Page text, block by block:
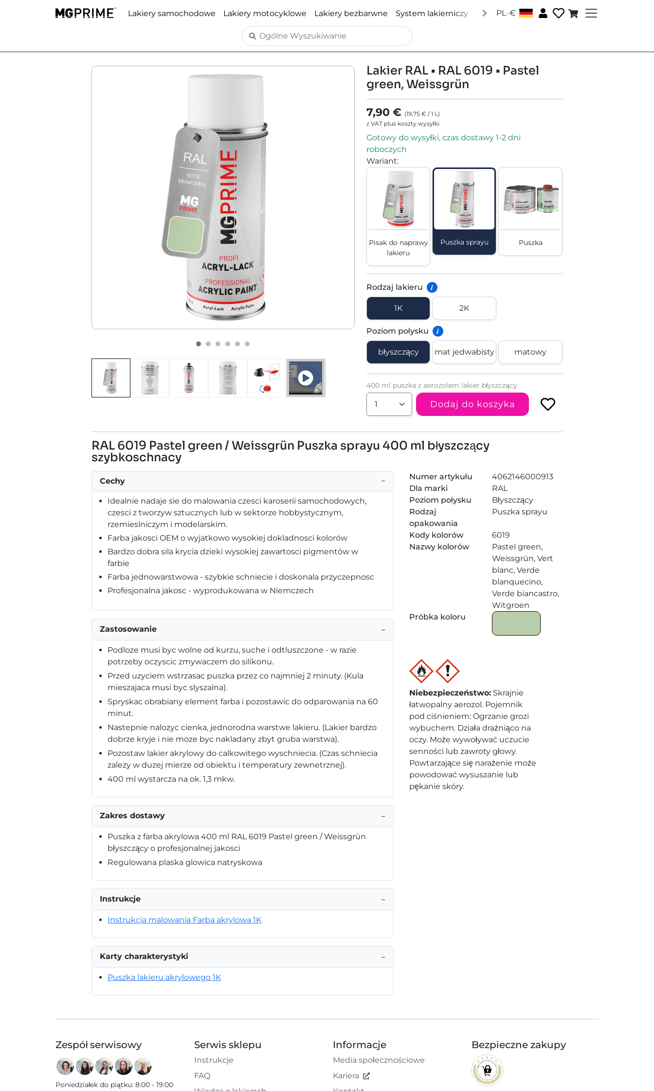
Lakiery samochodowe Lakiery motocyklowe Lakiery bezbarwne System lakierniczy Lakiery Pantone Lakiery RAL
PL.€
Lakier RAL • RAL 6019 • Pastel
green, Weissgrün
7,90 € (19,75 € /1 L)
z VAT plus koszty wysyłki
Gotowy do wysyłki, czas dostawy 1-2 dni
roboczych
Wariant:
Pisak do naprawy
lakieru
Puszka sprayu Puszka
Rodzaj lakieru i
1K 2K
Poziom połysku i
błyszczący mat jedwabisty matowy
400 ml puszka z aerozolem lakier błyszczący
Dodaj do koszyka
RAL 6019 Pastel green / Weissgrün Puszka sprayu 400 ml błyszczący
szybkoschnacy
Cechy −
Idealnie nadaje sie do malowania czesci karoserii samochodowych,
czesci z tworzyw sztucznych lub w sektorze hobbystycznym,
rzemieslniczym i modelarskim.
Farba jakosci OEM o wyjatkowo wysokiej dokladnosci kolorów
Bardzo dobra sila krycia dzieki wysokiej zawartosci pigmentów w
farbie
Farba jednowarstwowa - szybkie schniecie i doskonala przyczepnosc
Profesjonalna jakosc - wyprodukowana w Niemczech
Zastosowanie −
Podloze musi byc wolne od kurzu, suche i odtluszczone - w razie
potrzeby oczyscic zmywaczem do silikonu.
Przed uzyciem wstrzasac puszka przez co najmniej 2 minuty. (Kula
mieszajaca musi byc slyszalna).
Spryskac obrabiany element farba i pozostawic do odparowania na 60
minut.
Nastepnie nalozyc cienka, jednorodna warstwe lakieru. (Lakier bardzo
dobrze kryje i nie moze byc nakladany zbyt gruba warstwa).
Pozostaw lakier akrylowy do calkowitego wyschniecia. (Czas schniecia
zalezy w duzej mierze od obiektu i temperatury zewnetrznej).
400 ml wystarcza na ok. 1,3 mkw.
Zakres dostawy −
Puszka z farba akrylowa 400 ml RAL 6019 Pastel green / Weissgrün
błyszczący o profesjonalnej jakosci
Regulowana plaska glowica natryskowa
Instrukcje −
Instrukcja malowania Farba akrylowa 1K
Karty charakterystyki −
Puszka lakieru akrylowego 1K
Numer artykułu
4062146000913
Dla marki
RAL
Poziom połysku
Błyszczący
Rodzaj
opakowania
Puszka sprayu
Kody kolorów
6019
Nazwy kolorów
Pastel green,
Weissgrün, Vert
blanc, Verde
blanquecino,
Verde biancastro,
Witgroen
Próbka koloru
Niebezpieczeństwo: Skrajnie
łatwopalny aerozol. Pojemnik
pod ciśnieniem: Ogrzanie grozi
wybuchem. Działa drażniąco na
oczy. Może wywoływać uczucie
senności lub zawroty głowy.
Powtarzające się narażenie może
powodować wysuszanie lub
pękanie skóry.
Zespół serwisowy
Poniedziałek do piątku: 8:00 - 19:00
Serwis sklepu
Instrukcje
FAQ
Informacje
Media społecznościowe
Kariera
Bezpieczne zakupy